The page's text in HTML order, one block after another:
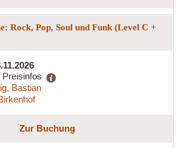
Rock, Pop, Soul und Funk (Level C +
Preisinfos
Bastian
Zur Buchung